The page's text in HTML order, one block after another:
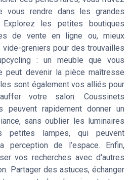
vous rendre dans les grandes
les petites boutiques
de vente en ligne ou, mieux
greniers pour des trouvailles
: un meuble que vous
peut devenir la pièce maîtresse
sont également vos alliés pour
votre salon. Coussinets
rapidement donner un
sans oublier les luminaires
petites lampes, qui peuvent
perception de l’espace. Enfin,
vos recherches avec d'autres
Partager des astuces, échanger